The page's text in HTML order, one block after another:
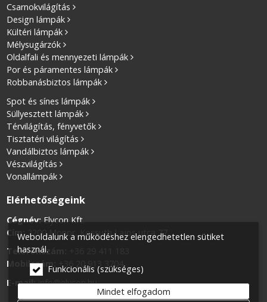
Csarnokvilágítás
Design lámpák
Kültéri lámpák
Mélysugárzók
Oldalfali és mennyezeti lámpák
Por és páramentes lámpák
Robbanásbiztos lámpák
Spot és sínes lámpák
Süllyesztett lámpák
Térvilágítás, fényvetők
Tisztatéri világítás
Vandálbiztos lámpák
Vészvilágítás
Vonallámpák
Elérhetőségeink
Cégnév:Elycon Kft.
Cím:2200 Monor, Kossuth Lajos utca 77.
Telefonszám:
Mobilszám:
+36 20 913 3704
E-mail: info@elycon.hu
Weboldalunk a működéshez elengedhetetlen sütiket
használ.
Funkcionális (szükséges)
Mindet elfogadom